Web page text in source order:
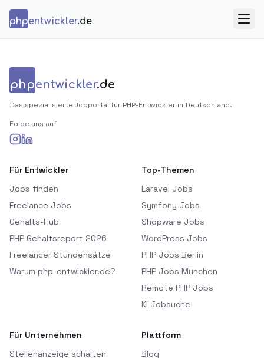
phpentwickler.de
phpentwickler.de
Das spezialisierte Jobportal für PHP-Entwickler in Deutschland.
Folge uns auf
Für Entwickler
Jobs finden
Freelance Jobs
Gehalts-Hub
PHP Gehaltsreport 2026
Freelancer Stundensätze
Warum php-entwickler.de?
Top-Themen
Laravel Jobs
Symfony Jobs
Shopware Jobs
WordPress Jobs
PHP Jobs Berlin
PHP Jobs München
Remote PHP Jobs
KI Jobsuche
Für Unternehmen
Stellenanzeige schalten
Plattform
Blog